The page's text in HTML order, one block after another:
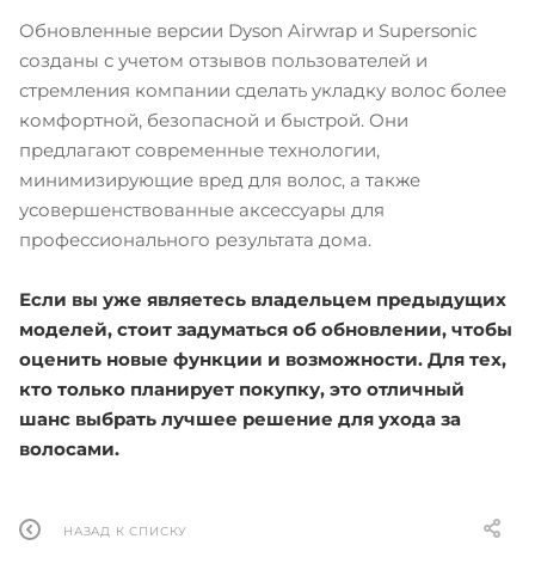
Обновленные версии Dyson Airwrap и Supersonic
созданы с учетом отзывов пользователей и
стремления компании сделать укладку волос более
комфортной, безопасной и быстрой. Они
предлагают современные технологии,
минимизирующие вред для волос, а также
усовершенствованные аксессуары для
профессионального результата дома.
Если вы уже являетесь владельцем предыдущих
моделей, стоит задуматься об обновлении, чтобы
оценить новые функции и возможности. Для тех,
кто только планирует покупку, это отличный
шанс выбрать лучшее решение для ухода за
волосами.
НАЗАД К СПИСКУ